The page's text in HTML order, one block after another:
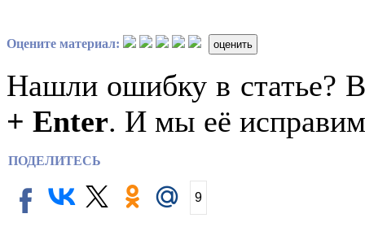
Оцените материал: оценить
Нашли ошибку в статье?
+ Enter. И мы её
ПОДЕЛИТЕСЬ
9